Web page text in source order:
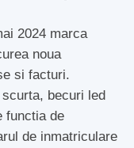
2024 marca
noua
si facturi.
becuri led
functia de
de inmatriculare